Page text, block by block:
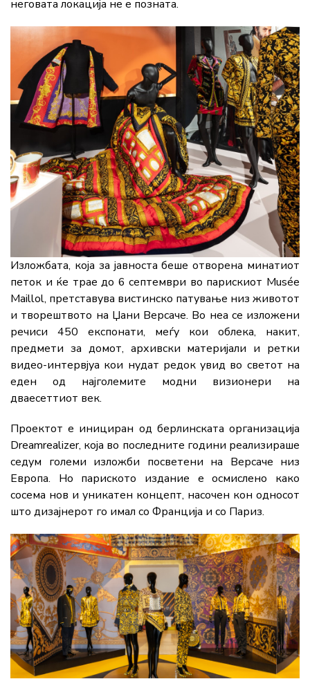
неговата локација не е позната.
Изложбата, која за јавноста беше отворена минатиот
петок и ќе трае до 6 септември во парискиот Musée
Maillol, претставува вистинско патување низ животот
и творештвото на Џани Версаче. Во неа се изложени
речиси 450 експонати, меѓу кои облека, накит,
предмети за домот, архивски материјали и ретки
видео-интервјуа кои нудат редок увид во светот на
еден од најголемите модни визионери на
дваесеттиот век.
Проектот е инициран од берлинската организација
Dreamrealizer, која во последните години реализираше
седум големи изложби посветени на Версаче низ
Европа. Но париското издание е осмислено како
сосема нов и уникатен концепт, насочен кон односот
што дизајнерот го имал со Франција и со Париз.